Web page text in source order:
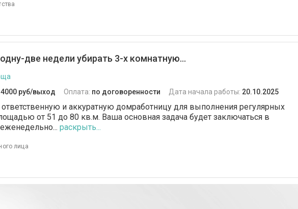
две недели убирать 3-х комнатную...
4000 руб/выход Оплата: по договоренности Дата начала работы: 20.10.2025
и аккуратную домработницу для выполнения регулярных
от 51 до 80 кв.м. Ваша основная задача будет заключаться в
раскрыть...
лица